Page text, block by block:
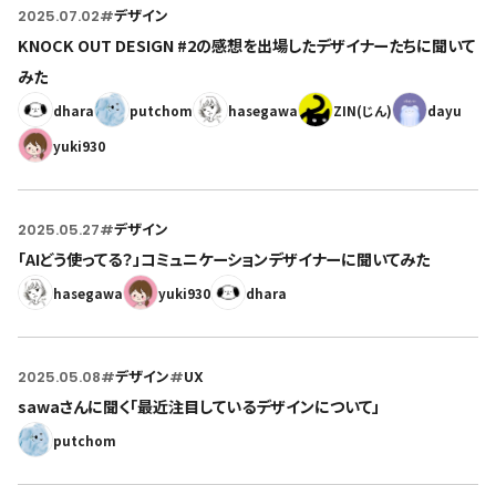
2025.07.02#デザイン
KNOCK OUT DESIGN #2の感想を出場したデザイナーたちに聞いて
みた
dhara putchom hasegawa ZIN(じん)
dayu
yuki930
2025.05.27#デザイン
「AIどう使ってる？」コミュニケーションデザイナーに聞いてみた
hasegawa yuki930 dhara
2025.05.08#デザイン#UX
sawaさんに聞く「最近注目しているデザインについて」
putchom